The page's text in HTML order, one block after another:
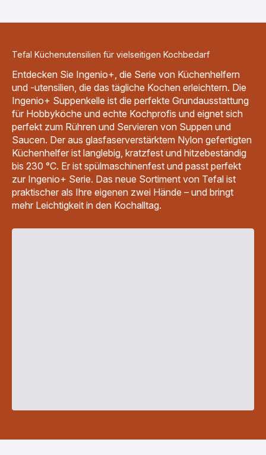
Tefal Küchenutensilien für vielseitigen Kochbedarf
Entdecken Sie Ingenio+, die Serie von Küchenhelfern
und -utensilien, die das tägliche Kochen erleichtern. Die
Ingenio+ Suppenkelle ist die perfekte Grundausstattung
für Hobbyköche und echte Kochprofis und eignet sich
perfekt zum Rühren und Servieren von Suppen und
Saucen. Der aus glasfaserverstärktem Nylon gefertigten
Küchenhelfer ist langlebig, kratzfest und hitzebeständig
bis 230 °C. Er ist spülmaschinenfest und passt perfekt
zur Ingenio+ Serie. Das neue Sortiment von Tefal ist
praktischer als Ihre eigenen zwei Hände – und bringt
mehr Leichtigkeit in den Kochalltag.